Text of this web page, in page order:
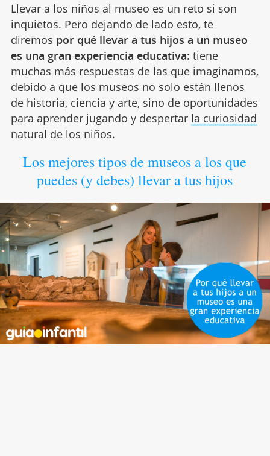
Llevar a los niños al museo es un reto si son
inquietos. Pero dejando de lado esto, te
diremos por qué llevar a tus hijos a un museo
es una gran experiencia educativa: tiene
muchas más respuestas de las que imaginamos,
debido a que los museos no solo están llenos
de historia, ciencia y arte, sino de oportunidades
para aprender jugando y despertar la curiosidad
natural de los niños.
Los mejores tipos de museos a los que
puedes (y debes) llevar a tus hijos